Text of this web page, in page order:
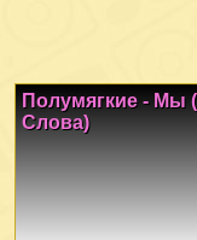
Полумягкие - Мы
Слова)